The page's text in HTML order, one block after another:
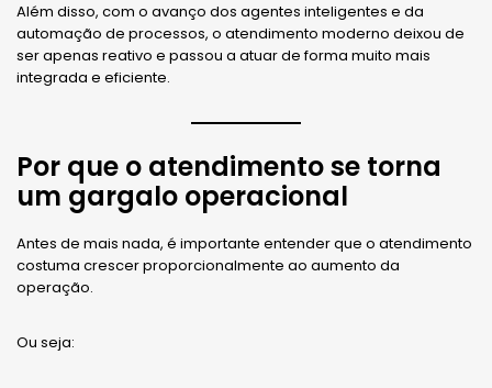
Além disso, com o avanço dos agentes inteligentes e da
automação de processos, o atendimento moderno deixou de
ser apenas reativo e passou a atuar de forma muito mais
integrada e eficiente.
Por que o atendimento se torna
um gargalo operacional
Antes de mais nada, é importante entender que o atendimento
costuma crescer proporcionalmente ao aumento da
operação.
Ou seja: